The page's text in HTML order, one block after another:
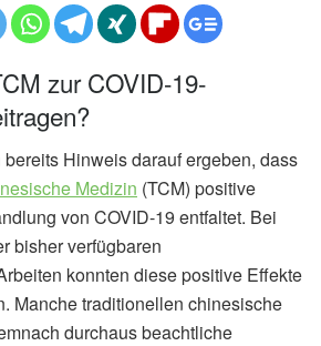
zur COVID-19-
Hinweis darauf ergeben, dass
Medizin (TCM) positive
von COVID-19 entfaltet. Bei
bisher verfügbaren
konnten diese positive Effekte
Manche traditionellen chinesische
durchaus beachtliche